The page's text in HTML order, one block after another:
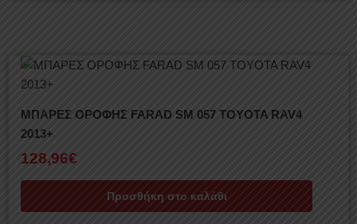
ΜΠΑΡΕΣ ΟΡΟΦΗΣ FARAD SM 057 TOYOTA RAV4
2013+
128,96€
Προσθήκη στο καλάθι